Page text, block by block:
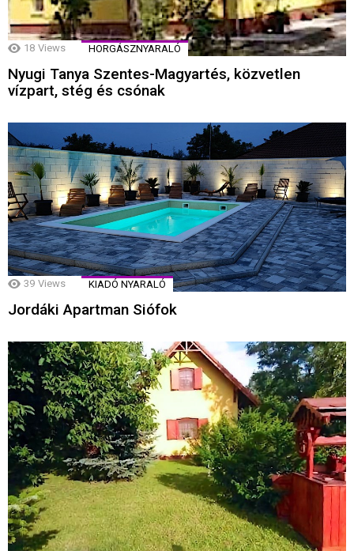
18 Views HORGÁSZNYARALÓ
Nyugi Tanya Szentes-Magyartés, közvetlen
vízpart, stég és csónak
39 Views KIADÓ NYARALÓ
Jordáki Apartman Siófok